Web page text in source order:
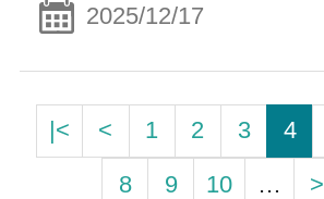
2025/12/17
|< < 1 2 3 4
8
9 10 … >